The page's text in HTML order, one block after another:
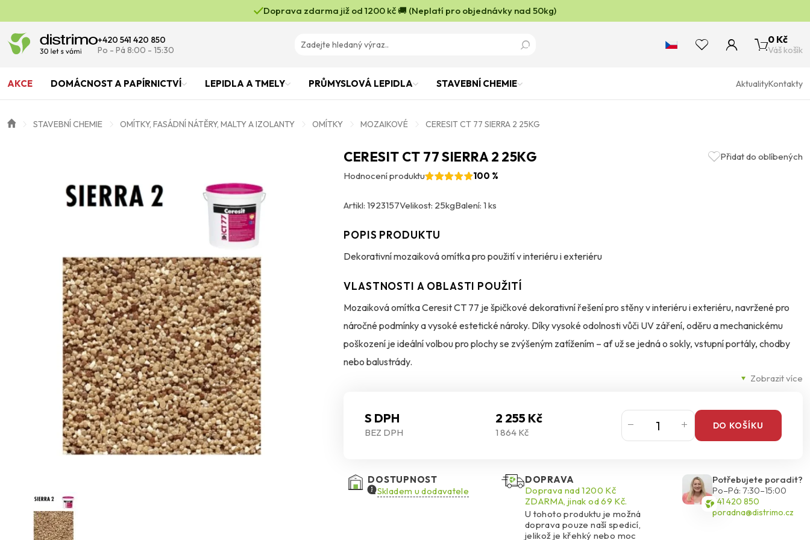
Doprava zdarma již od 1200 kč 🚚 (Neplatí pro objednávky nad 50kg)
+420 541 420 850
Po - Pá 8:00 - 15:30
0 Kč
Váš košík
AKCE DOMÁCNOST A PAPÍRNICTVÍ LEPIDLA A TMELY PRŮMYSLOVÁ LEPIDLA STAVEBNÍ CHEMIE AktualityKontakty
STAVEBNÍ CHEMIE OMÍTKY, FASÁDNÍ NÁTĚRY, MALTY A IZOLANTY OMÍTKY MOZAIKOVÉ CERESIT CT 77 SIERRA 2 25KG
CERESIT CT 77 SIERRA 2 25KG
Přidat do oblíbených
Hodnocení produktu
100 %
Artikl: 1923157Velikost: 25kgBalení: 1 ks
POPIS PRODUKTU
Dekorativní mozaiková omítka pro použití v interiéru i exteriéru
Zobrazit více
VLASTNOSTI A OBLASTI POUŽITÍ
Mozaiková omítka Ceresit CT 77 je špičkové dekorativní řešení pro stěny v interiéru i exteriéru, navržené pro
náročné podmínky a vysoké estetické nároky. Díky vysoké odolnosti vůči UV záření, oděru a mechanickému
poškození je ideální volbou pro plochy se zvýšeným zatížením – ať už se jedná o sokly, vstupní portály, chodby
nebo balustrády.
barevný a trvanlivý vzhled. Omítka se snadno aplikuje nerezovým hladítkem, dobře se roztírá i vyhlazuje a po
vytvrdnutí je odolná vůči znečištění a velmi snadno se udržuje.
Tmavé a syté odstíny se hodí zejména pro menší architektonické detaily. Díky speciální formuli BioProtect navíc
omítka účinně brání růstu plísní, řas a hub, a to i ve vlhkém prostředí.
S DPH 2 255 Kč
BEZ DPH 1 864 Kč
DO KOŠÍKU
DOSTUPNOST
Skladem u dodavatele
DOPRAVA
Doprava nad 1200 Kč
ZDARMA, jinak od 69 Kč.
U tohoto produktu je možná
doprava pouze naší spedicí,
jelikož je křehký nebo moc
Potřebujete poradit?
Po–Pá: 7:30–15:00
541 420 850
poradna@distrimo.cz